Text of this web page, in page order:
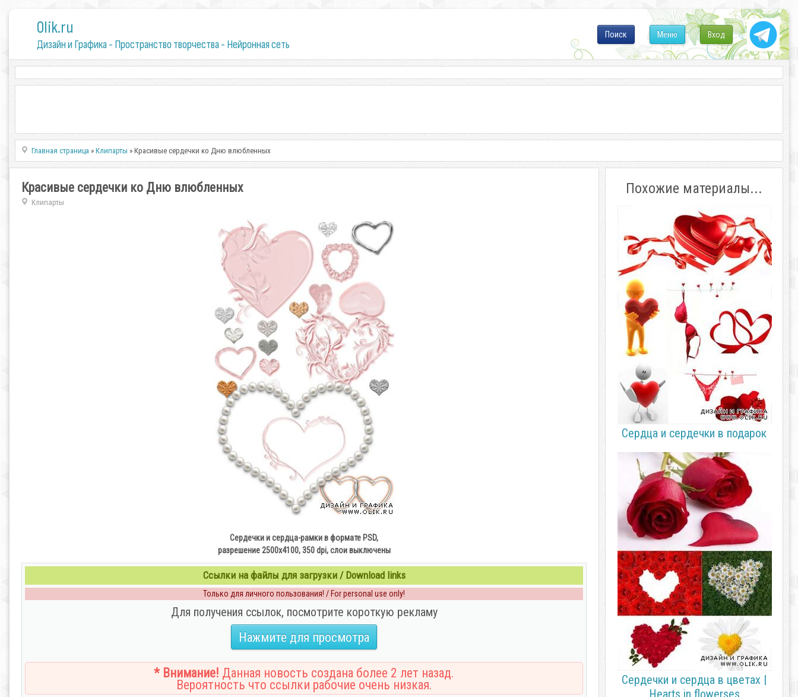
0lik.ru
Дизайн и Графика - Пространство творчества - Нейронная сеть
Вход
Меню
Поиск
Главная страница »Клипарты » Красивые сердечки ко Дню влюбленных
Красивые сердечки ко Дню влюбленных
Клипарты
Сердечки и сердца-рамки в формате PSD,
разрешение 2500х4100, 350 dpi, слои выключены
Ссылки на файлы для загрузки / Download links
Только для личного пользования! / For personal use only!
Для получения ссылок, посмотрите короткую рекламу
Нажмите для просмотра
* Внимание! Данная новость создана более 2 лет назад.
Вероятность что ссылки рабочие очень низкая.
Похожие материалы...
Сердца и сердечки в подарок
Сердечки и сердца в цветах |
Hearts in flowerses